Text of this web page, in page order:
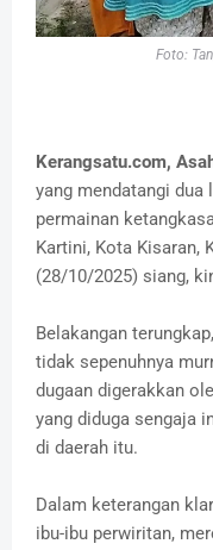
Foto:
Kerangsatu.com,
yang mendatangi dua
permainan
Kartini, Kota Kisaran,
(28/10/2025) siang,
Belakangan
tidak sepenuhnya
dugaan digerakkan
yang diduga sengaja
di daerah itu.
Dalam keterangan
ibu-ibu perwiritan,